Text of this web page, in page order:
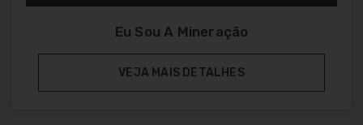
Eu Sou A Mineração
VEJA MAIS DETALHES